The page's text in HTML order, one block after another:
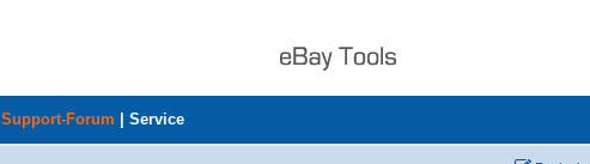
Support-Forum Service